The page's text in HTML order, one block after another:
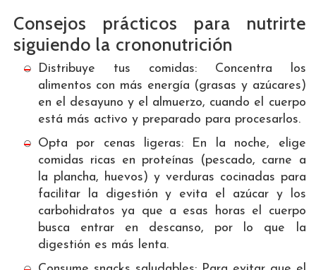
Consejos prácticos para nutrirte
siguiendo la crononutrición
Distribuye tus comidas: Concentra los
alimentos con más energía (grasas y azúcares)
en el desayuno y el almuerzo, cuando el cuerpo
está más activo y preparado para procesarlos.
Opta por cenas ligeras: En la noche, elige
comidas ricas en proteínas (pescado, carne a
la plancha, huevos) y verduras cocinadas para
facilitar la digestión y evita el azúcar y los
carbohidratos ya que a esas horas el cuerpo
busca entrar en descanso, por lo que la
digestión es más lenta.